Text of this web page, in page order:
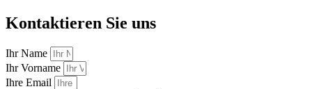
Kontaktieren Sie uns
Ihr Name
Ihr Vorname
Ihre Email